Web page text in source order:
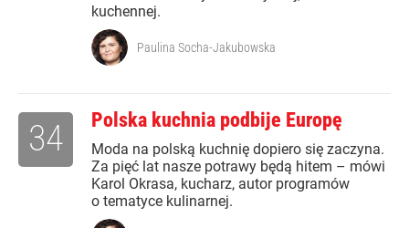
kuchennej.
Paulina Socha-Jakubowska
Polska kuchnia podbije Europę
Moda na polską kuchnię dopiero się zaczyna.
Za pięć lat nasze potrawy będą hitem – mówi
Karol Okrasa, kucharz, autor programów
o tematyce kulinarnej.
34